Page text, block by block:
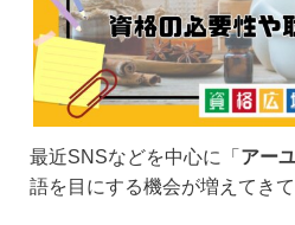
最近SNSなどを中心に「 アー
語を目にする機会が増えてきて